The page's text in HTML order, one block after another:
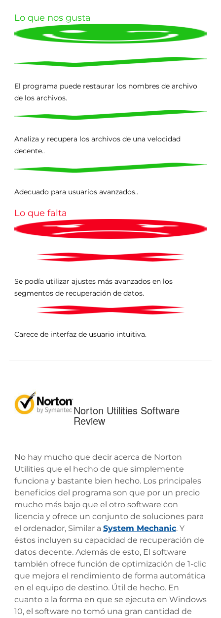
Lo que nos gusta
El programa puede restaurar los nombres de archivo
de los archivos.
Analiza y recupera los archivos de una velocidad
decente..
Adecuado para usuarios avanzados..
Lo que falta
Se podía utilizar ajustes más avanzados en los
segmentos de recuperación de datos.
Carece de interfaz de usuario intuitiva.
Norton Utilities Software
Review
No hay mucho que decir acerca de Norton
Utilities que el hecho de que simplemente
funciona y bastante bien hecho. Los principales
beneficios del programa son que por un precio
mucho más bajo que el otro software con
licencia y ofrece un conjunto de soluciones para
el ordenador, Similar a System Mechanic. Y
éstos incluyen su capacidad de recuperación de
datos decente. Además de esto, El software
también ofrece función de optimización de 1-clic
que mejora el rendimiento de forma automática
en el equipo de destino. Útil de hecho. En
cuanto a la forma en que se ejecuta en Windows
10, el software no tomó una gran cantidad de